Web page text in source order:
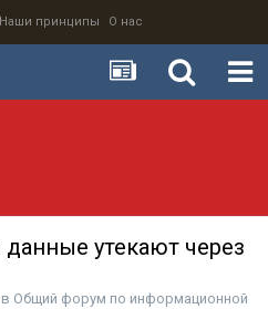
Наши принципы О нас
утекают через
в Общий форум по информационной